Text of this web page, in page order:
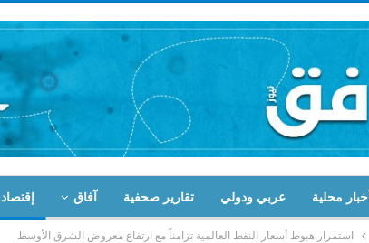
أخبار محلية عربي ودولي تقارير صحفية آفاق إقتصاد
استمرار هبوط أسعار النفط العالمية تزامناً مع ارتفاع معروض الشرق الأوسط